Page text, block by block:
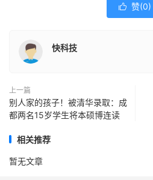
 赞(0)
快科技
上一篇
别人家的孩子！被清华录取：成
都两名15岁学生将本硕博连读
相关推荐
暂无文章